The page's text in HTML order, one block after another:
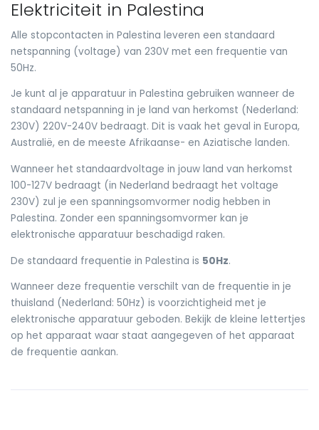
Elektriciteit in Palestina
Alle stopcontacten in Palestina leveren een standaard
netspanning (voltage) van 230V met een frequentie van
50Hz.
Je kunt al je apparatuur in Palestina gebruiken wanneer de
standaard netspanning in je land van herkomst (Nederland:
230V) 220V-240V bedraagt. Dit is vaak het geval in Europa,
Australië, en de meeste Afrikaanse- en Aziatische landen.
Wanneer het standaardvoltage in jouw land van herkomst
100-127V bedraagt (in Nederland bedraagt het voltage
230V) zul je een spanningsomvormer nodig hebben in
Palestina. Zonder een spanningsomvormer kan je
elektronische apparatuur beschadigd raken.
De standaard frequentie in Palestina is 50Hz.
Wanneer deze frequentie verschilt van de frequentie in je
thuisland (Nederland: 50Hz) is voorzichtigheid met je
elektronische apparatuur geboden. Bekijk de kleine lettertjes
op het apparaat waar staat aangegeven of het apparaat
de frequentie aankan.